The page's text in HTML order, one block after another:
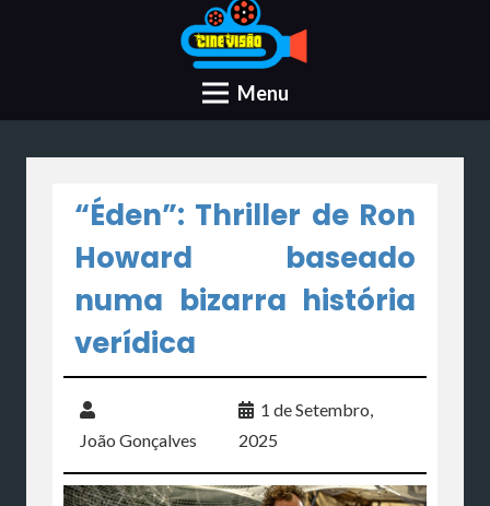
Menu
“Éden”: Thriller de Ron
Howard baseado
numa bizarra história
verídica
João Gonçalves
1 de Setembro,
2025